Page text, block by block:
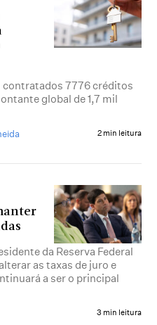
7776 créditos
global de 1,7 mil
2 min leitura
da Reserva Federal
as taxas de juro e
a ser o principal
3 min leitura